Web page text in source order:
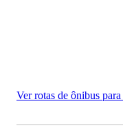
Ver rotas de ônibus